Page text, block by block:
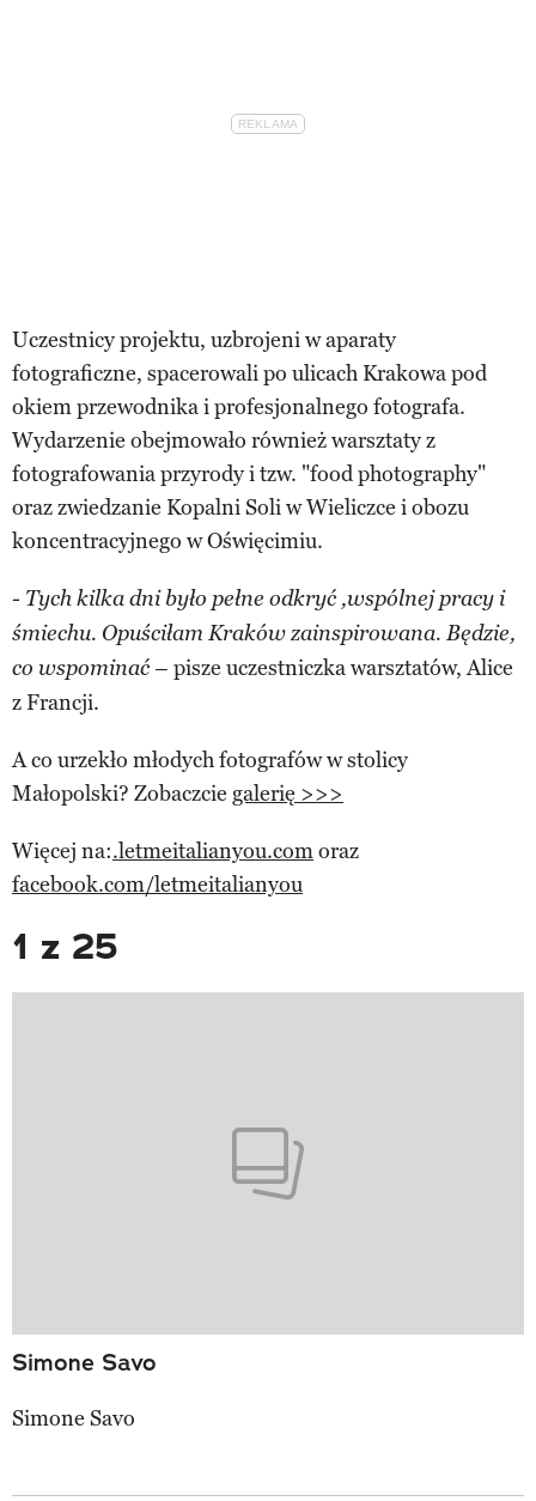
Uczestnicy projektu, uzbrojeni w aparaty
fotograficzne, spacerowali po ulicach Krakowa pod
okiem przewodnika i profesjonalnego fotografa.
Wydarzenie obejmowało również warsztaty z
fotografowania przyrody i tzw. "food photography"
oraz zwiedzanie Kopalni Soli w Wieliczce i obozu
koncentracyjnego w Oświęcimiu.
- Tych kilka dni było pełne odkryć ,wspólnej pracy i
śmiechu. Opuściłam Kraków zainspirowana. Będzie,
co wspominać – pisze uczestniczka warsztatów, Alice
z Francji.
A co urzekło młodych fotografów w stolicy
Małopolski? Zobaczcie galerię >>>
Więcej na:.letmeitalianyou.comoraz
facebook.com/letmeitalianyou
1 z 25
Simone Savo
Simone Savo